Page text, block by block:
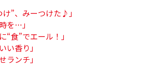
け”、みーつけた♪」
を…」
“食”でエール！」
い香り」
ランチ」